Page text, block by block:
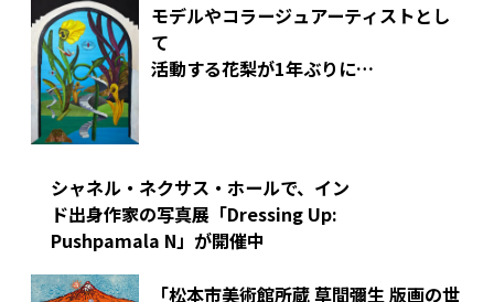
ニティの在りか。
モデルやコラージュアーティストとし
て
活動する花梨が1年ぶりに
シャネル・ネクサス・ホールで、イン
ド出身作家の写真展「Dressing Up:
Pushpamala N」が開催中
「松本市美術館所蔵 草間彌生 版画の世